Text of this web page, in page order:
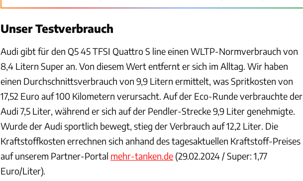
Unser Testverbrauch
Audi gibt für den Q5 45 TFSI Quattro S lineeinen WLTP-Normverbrauch von
8,4 Litern Super an. Von diesem Wert entfernt er sich im Alltag. Wir haben
einen Durchschnittsverbrauch von 9,9 Litern ermittelt, was Spritkosten von
17,52 Euro auf 100 Kilometern verursacht. Auf der Eco-Runde verbrauchte der
Audi 7,5 Liter, während er sich auf der Pendler-Strecke 9,9 Liter genehmigte.
Wurde der Audi sportlich bewegt, stieg der Verbrauch auf 12,2 Liter. Die
Kraftstoffkosten errechnen sich anhand des tagesaktuellen Kraftstoff-Preises
auf unserem Partner-Portal mehr-tanken.de (29.02.2024 / Super: 1,77
Euro/Liter).